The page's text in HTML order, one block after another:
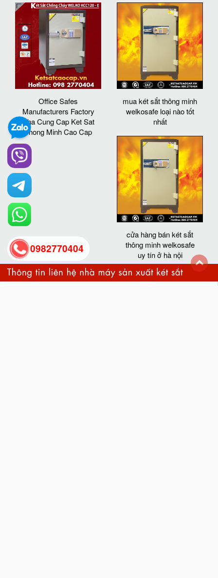
Office Safes
Manufacturers Factory
Nha Cung Cap Ket Sat
Thong Minh Cao Cap
mua két sắt thông minh
welkosafe loại nào tốt
nhất
cửa hàng bán két sắt
thông minh welkosafe
uy tín ở hà nội
0982770404
back